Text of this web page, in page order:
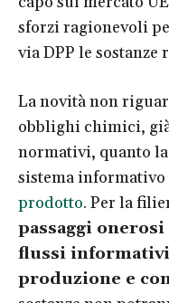
sforzi ragionevoli
via DPP le sostanze
La novità non
obblighi chimici,
normativi, quanto
sistema
prodotto. Per la
passaggi
flussi
produzione e